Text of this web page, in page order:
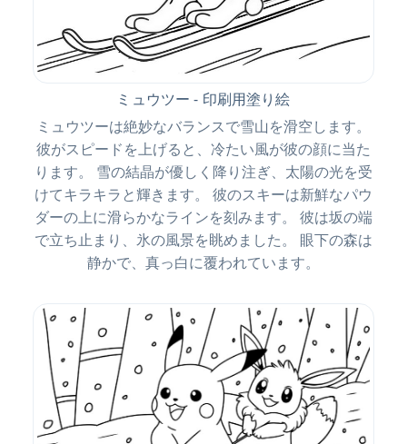
ミュウツー - 印刷用塗り絵
ミュウツーは絶妙なバランスで雪山を滑空します。
彼がスピードを上げると、冷たい風が彼の顔に当た
ります。 雪の結晶が優しく降り注ぎ、太陽の光を受
けてキラキラと輝きます。 彼のスキーは新鮮なパウ
ダーの上に滑らかなラインを刻みます。 彼は坂の端
で立ち止まり、氷の風景を眺めました。 眼下の森は
静かで、真っ白に覆われています。